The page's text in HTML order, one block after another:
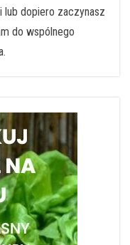
dopiero zaczynasz
do wspólnego